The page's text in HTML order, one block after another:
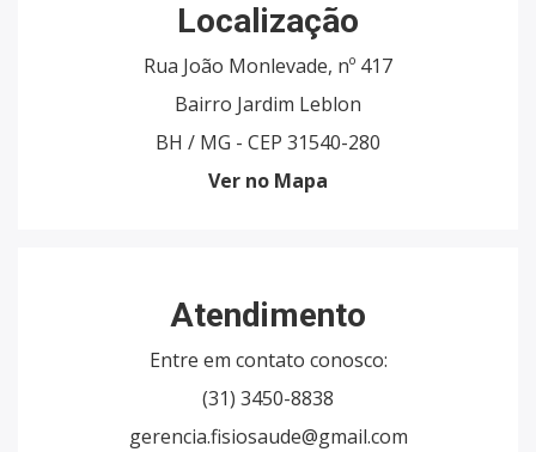
Localização
Rua João Monlevade, nº 417
Bairro Jardim Leblon
BH / MG - CEP 31540-280
Ver no Mapa
Atendimento
Entre em contato conosco:
(31) 3450-8838
gerencia.fisiosaude@gmail.com